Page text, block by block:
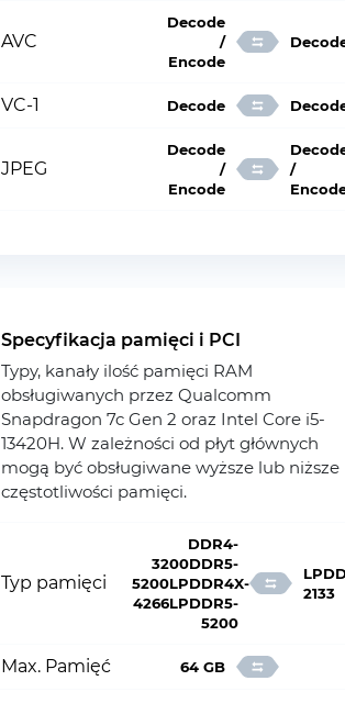
AVC
Decode
/
Encode
VC-1 Decode
JPEG
Decode
/
Encode
/
Specyfikacja pamięci i PCI
Typy, kanały ilość pamięci RAM
obsługiwanych przez Qualcomm
Snapdragon 7c Gen 2 oraz Intel Core i5-
13420H. W zależności od płyt głównych
mogą być obsługiwane wyższe lub niższe
częstotliwości pamięci.
Typ pamięci
DDR4-
3200DDR5-
5200LPDDR4X-
4266LPDDR5-
5200
2133
Max. Pamięć 64 GB